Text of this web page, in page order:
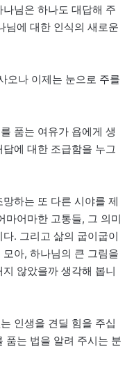
님은 하나도 대답해 주
님에 대한 인식의 새로운
오나 이제는 눈으로 주를
품는 여유가 욥에게 생
에 대한 조급함을 누그
하는 또 다른 시야를 제
마어마한 고통들, 그 의미
. 그리고 삶의 굽이굽이
아, 하나님의 큰 그림을
않았을까 생각해 봅니
인생을 견딜 힘을 주십
품는 법을 알려 주시는 분